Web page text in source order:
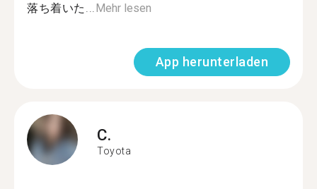
落ち着いた...Mehr lesen
App herunterladen
C.
Toyota